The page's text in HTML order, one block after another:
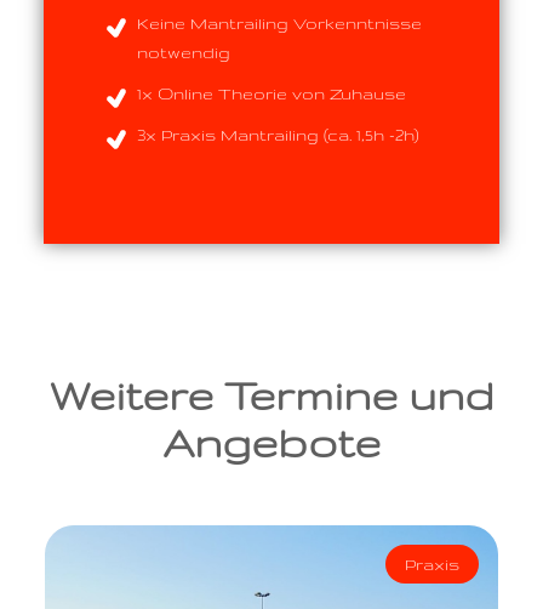
Keine Mantrailing Vorkenntnisse
notwendig
1x Online Theorie von Zuhause
3x Praxis Mantrailing (ca. 1,5h -2h)
Weitere Termine und
Angebote
Praxis